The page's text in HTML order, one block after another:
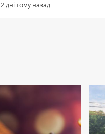
2 дні тому назад